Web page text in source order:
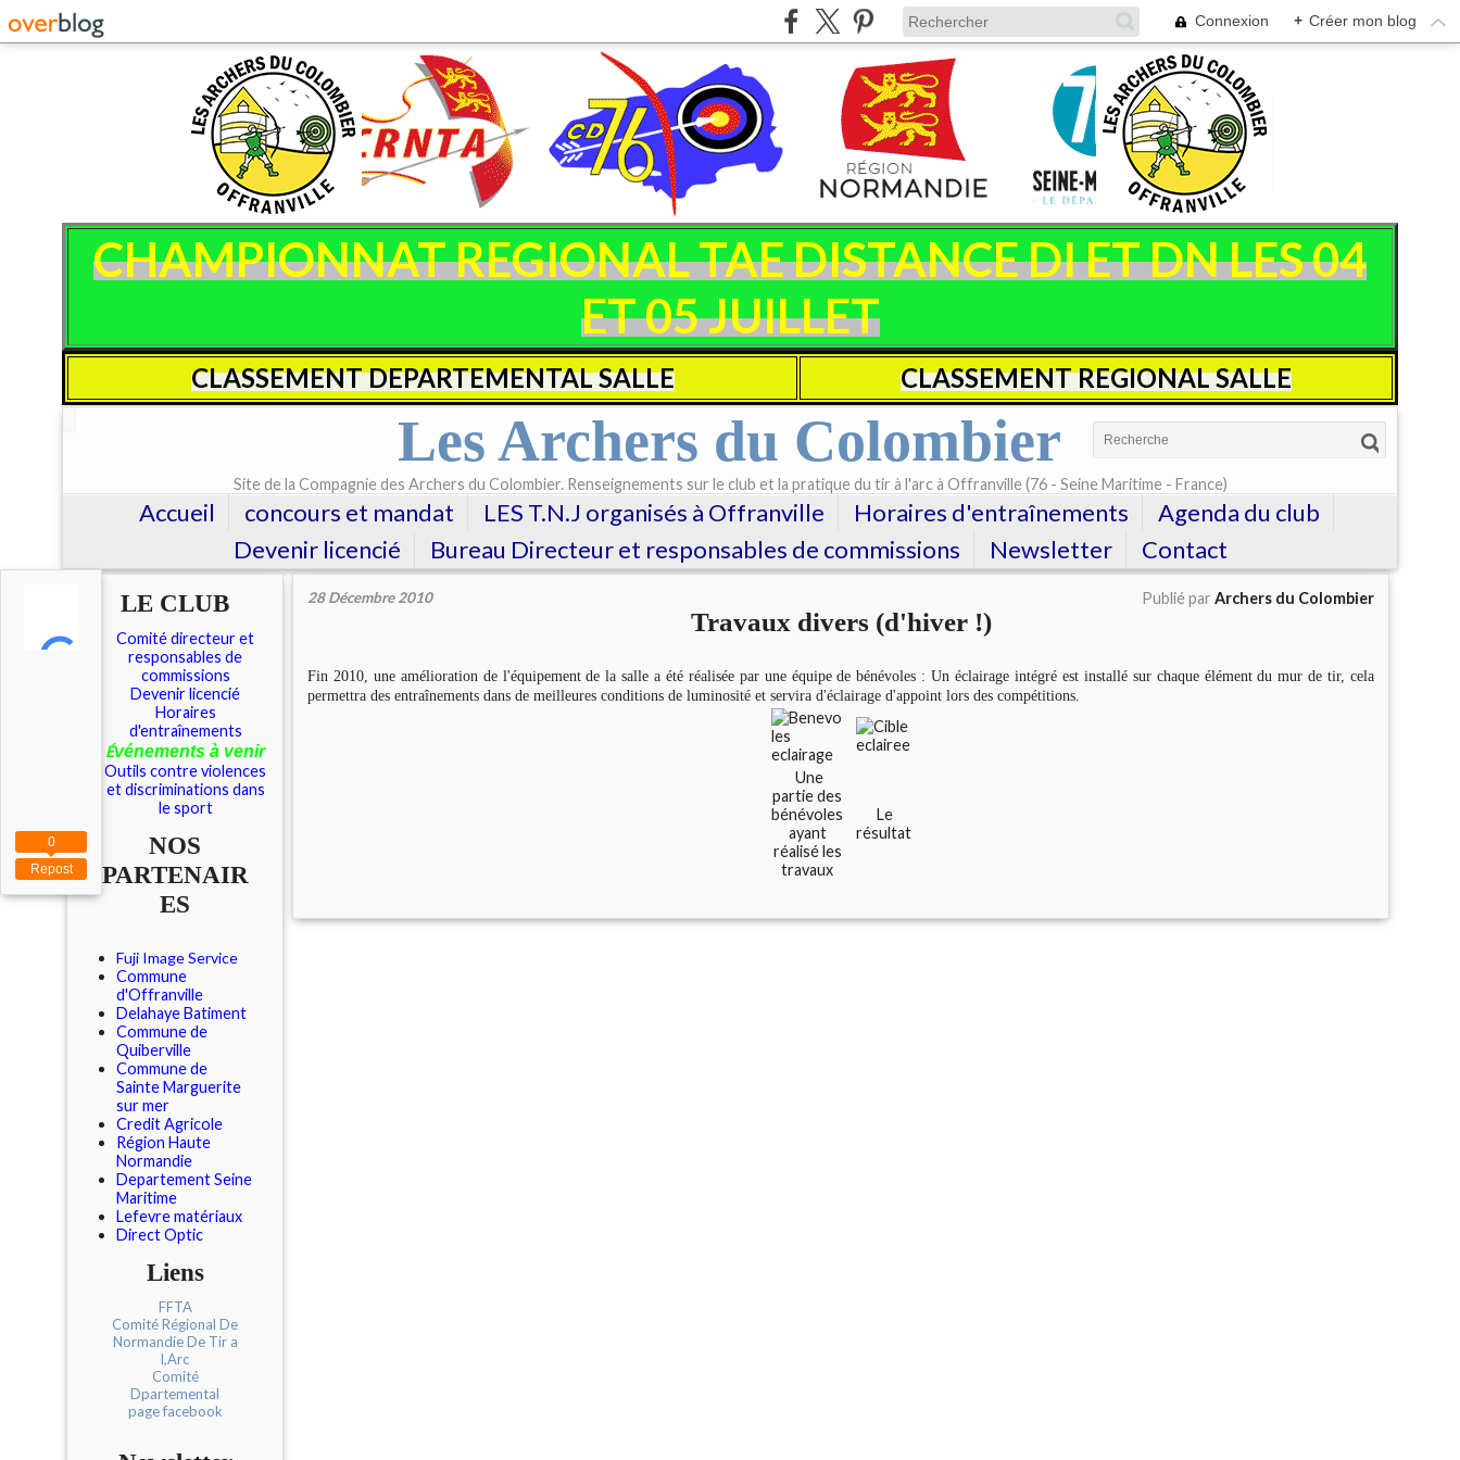
CHAMPIONNAT REGIONAL TAE DISTANCE DI ET DN LES 04
ET 05 JUILLET
CLASSEMENT DEPARTEMENTAL SALLE CLASSEMENT REGIONAL SALLE
Connexion + Créer mon blog
Les Archers du Colombier
Site de la Compagnie des Archers du Colombier. Renseignements sur le club et la pratique du tir à l'arc à Offranville (76 - Seine Maritime - France)
Accueil concours et mandat LES T.N.J organisés à Offranville Horaires d'entraînements
Agenda du club
Devenir licencié
Bureau Directeur et responsables de commissions Newsletter Contact
LE CLUB
Comité directeur et
responsables de
commissions
Devenir licencié
Horaires
d'entraînements
Événements à venir
Outils contre violences
et discriminations dans
le sport
NOS
PARTENAIR
ES
Fuji Image Service
Commune
d'Offranville
Delahaye Batiment
Commune de
Quiberville
Commune de
Sainte Marguerite
sur mer
Credit Agricole
Région Haute
Normandie
Departement Seine
Maritime
Lefevre matériaux
Direct Optic
Liens
FFTA
Comité Régional De
Normandie De Tir a
l,Arc
Comité
Dpartemental
page facebook
28 Décembre 2010 Publié par Archers du Colombier
Travaux divers (d'hiver !)
Fin 2010, une amélioration de l'équipement de la salle a été réalisée par une équipe de bénévoles : Un éclairage intégré est installé sur chaque élément du mur de tir, cela
permettra des entraînements dans de meilleures conditions de luminosité et servira d'éclairage d'appoint lors des compétitions.
Une
partie des
bénévoles
ayant
réalisé les
travaux
Le
résultat
Repost
0